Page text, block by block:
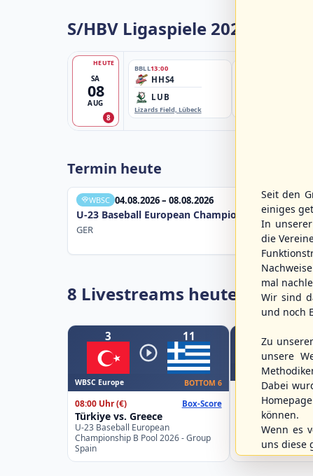
S/HBV Ligaspiele 2026
SA
08
AUG
HEUTE
8
BBLL13:00
HHS4
LUB
Lizards Field, Lübeck
Termin heute
WBSC 04.08.2026 – 08.08.2026
U-23 Baseball European Championship B Pool
GER
8 Livestreams heute
3 11
WBSC Europe BOTTOM 6
08:00 Uhr(€) Box-Score
Türkiye vs. Greece
U-23 Baseball European
Championship B Pool 2026 - Group
Spain
WBSC Europe
11:30 Uhr(€)
Slovakia vs.
U-23 Baseball
Championship B
Seit den
einiges
In unserer
die
mal
Wir sind
und noch
Zu
unsere
Dabei
können.
Wenn es
uns diese